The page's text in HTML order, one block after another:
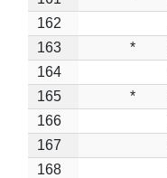
162
163
*
164
165
*
166
167
168